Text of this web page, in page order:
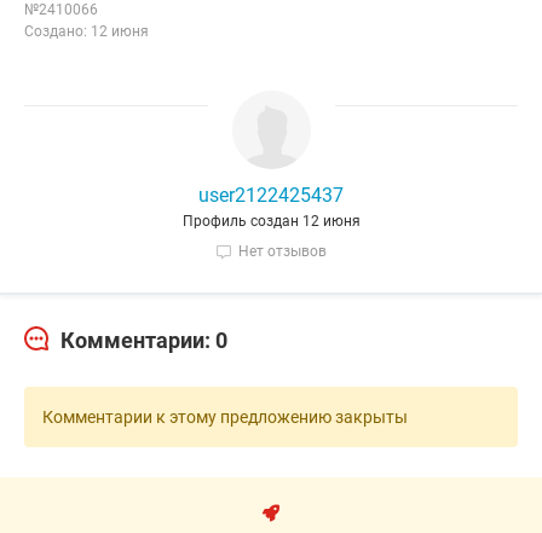
№2410066
Создано: 12 июня
user2122425437
Профиль создан 12 июня
Нет отзывов
Комментарии: 0
Комментарии к этому предложению закрыты